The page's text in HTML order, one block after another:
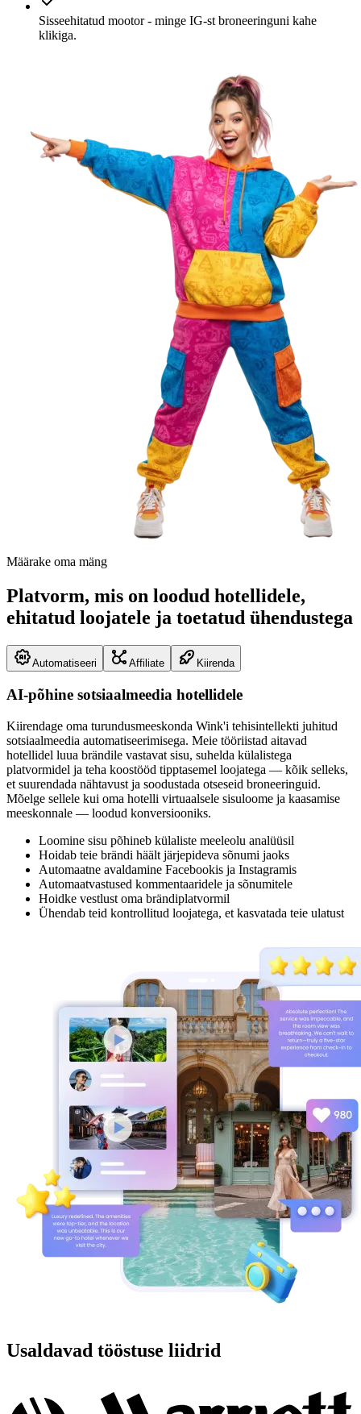
Sisseehitatud mootor - minge IG-st broneeringuni kahe
klikiga.
Määrake oma mäng
Platvorm, mis on loodud hotellidele,
ehitatud loojatele ja toetatud ühendustega
Automatiseeri Affiliate Kiirenda
AI-põhine sotsiaalmeedia hotellidele
Kiirendage oma turundusmeeskonda Wink'i tehisintellekti juhitud
sotsiaalmeedia automatiseerimisega. Meie tööriistad aitavad
hotellidel luua brändile vastavat sisu, suhelda külalistega
platvormidel ja teha koostööd tipptasemel loojatega — kõik selleks,
et suurendada nähtavust ja soodustada otseseid broneeringuid.
Mõelge sellele kui oma hotelli virtuaalsele sisuloome ja kaasamise
meeskonnale — loodud konversiooniks.
Loomine sisu põhineb külaliste meeleolu analüüsil
Hoidab teie brändi häält järjepideva sõnumi jaoks
Automaatne avaldamine Facebookis ja Instagramis
Automaatvastused kommentaaridele ja sõnumitele
Hoidke vestlust oma brändiplatvormil
Ühendab teid kontrollitud loojatega, et kasvatada teie ulatust
Usaldavad tööstuse liidrid